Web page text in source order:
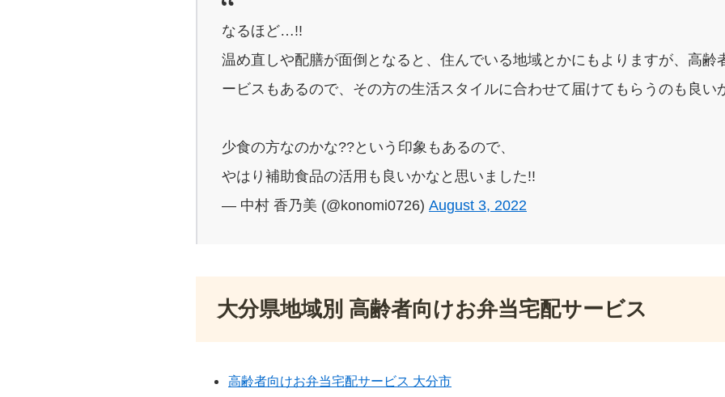
なるほど…!!
温め直しや配膳が面倒となると、住んでいる地域とかにもよりますが、高齢
ービスもあるので、その方の生活スタイルに合わせて届けてもらうのも良い
少食の方なのかな??という印象もあるので、
やはり補助食品の活用も良いかなと思いました!!
— 中村 香乃美 (@konomi0726) August 3, 2022
大分県地域別 高齢者向けお弁当宅配サービス
高齢者向けお弁当宅配サービス 大分市